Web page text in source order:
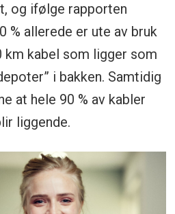
og ifølge rapporten
% allerede er ute av bruk
km kabel som ligger som
i bakken. Samtidig
at hele 90 % av kabler
liggende.